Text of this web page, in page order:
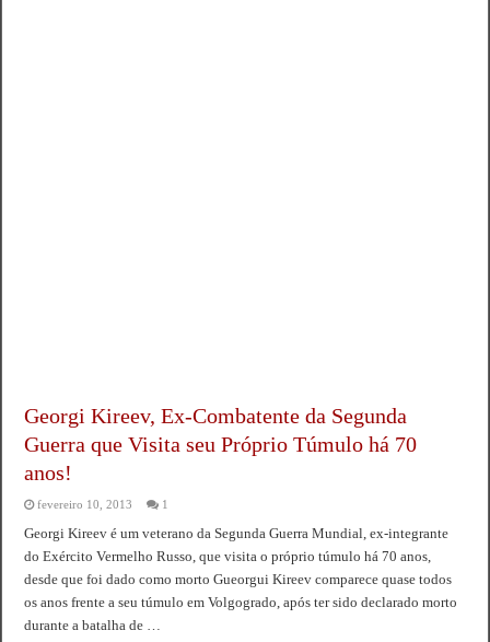
Georgi Kireev, Ex-Combatente da Segunda
Guerra que Visita seu Próprio Túmulo há 70
anos!
fevereiro 10, 2013 1
Georgi Kireev é um veterano da Segunda Guerra Mundial, ex-integrante
do Exército Vermelho Russo, que visita o próprio túmulo há 70 anos,
desde que foi dado como morto Gueorgui Kireev comparece quase todos
os anos frente a seu túmulo em Volgogrado, após ter sido declarado morto
durante a batalha de …